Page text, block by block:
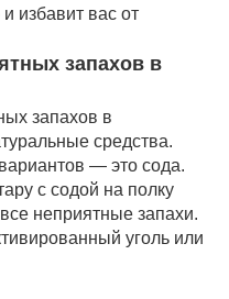
избавит вас от
запахов в
запахов в
средства.
— это сода.
с содой на полку
неприятные запахи.
уголь или